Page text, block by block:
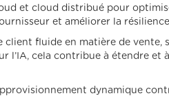
et cloud distribué pour
et améliorer la
fluide en matière de vente,
l’IA, cela contribue à étendre et
dynamique